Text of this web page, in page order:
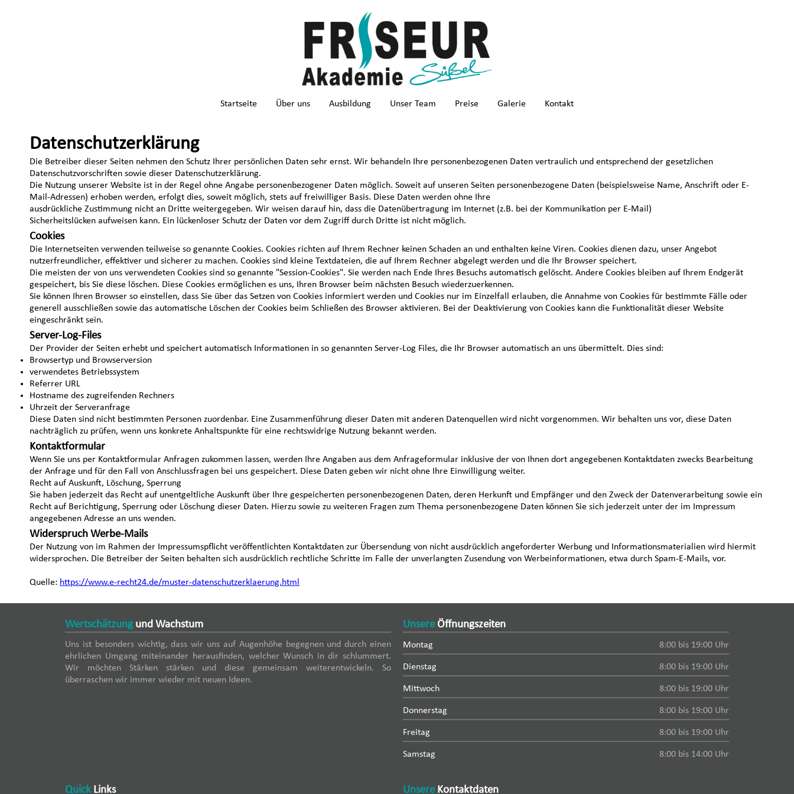
Startseite Über uns Ausbildung Unser Team Preise Galerie Kontakt
Datenschutzerklärung
Die Betreiber dieser Seiten nehmen den Schutz Ihrer persönlichen Daten sehr ernst. Wir behandeln Ihre personenbezogenen Daten vertraulich und entsprechend der gesetzlichen
Datenschutzvorschriften sowie dieser Datenschutzerklärung.
Die Nutzung unserer Website ist in der Regel ohne Angabe personenbezogener Daten möglich. Soweit auf unseren Seiten personenbezogene Daten (beispielsweise Name, Anschrift oder E-
Mail-Adressen) erhoben werden, erfolgt dies, soweit möglich, stets auf freiwilliger Basis. Diese Daten werden ohne Ihre
ausdrückliche Zustimmung nicht an Dritte weitergegeben. Wir weisen darauf hin, dass die Datenübertragung im Internet (z.B. bei der Kommunikation per E-Mail)
Sicherheitslücken aufweisen kann. Ein lückenloser Schutz der Daten vor dem Zugriff durch Dritte ist nicht möglich.
Cookies
Die Internetseiten verwenden teilweise so genannte Cookies. Cookies richten auf Ihrem Rechner keinen Schaden an und enthalten keine Viren. Cookies dienen dazu, unser Angebot
nutzerfreundlicher, effektiver und sicherer zu machen. Cookies sind kleine Textdateien, die auf Ihrem Rechner abgelegt werden und die Ihr Browser speichert.
Die meisten der von uns verwendeten Cookies sind so genannte "Session-Cookies". Sie werden nach Ende Ihres Besuchs automatisch gelöscht. Andere Cookies bleiben auf Ihrem Endgerät
gespeichert, bis Sie diese löschen. Diese Cookies ermöglichen es uns, Ihren Browser beim nächsten Besuch wiederzuerkennen.
Sie können Ihren Browser so einstellen, dass Sie über das Setzen von Cookies informiert werden und Cookies nur im Einzelfall erlauben, die Annahme von Cookies für bestimmte Fälle oder
generell ausschließen sowie das automatische Löschen der Cookies beim Schließen des Browser aktivieren. Bei der Deaktivierung von Cookies kann die Funktionalität dieser Website
eingeschränkt sein.
Server-Log-Files
Der Provider der Seiten erhebt und speichert automatisch Informationen in so genannten Server-Log Files, die Ihr Browser automatisch an uns übermittelt. Dies sind:
Browsertyp und Browserversion
verwendetes Betriebssystem
Referrer URL
Hostname des zugreifenden Rechners
Uhrzeit der Serveranfrage
Diese Daten sind nicht bestimmten Personen zuordenbar. Eine Zusammenführung dieser Daten mit anderen Datenquellen wird nicht vorgenommen. Wir behalten uns vor, diese Daten
nachträglich zu prüfen, wenn uns konkrete Anhaltspunkte für eine rechtswidrige Nutzung bekannt werden.
Kontaktformular
Wenn Sie uns per Kontaktformular Anfragen zukommen lassen, werden Ihre Angaben aus dem Anfrageformular inklusive der von Ihnen dort angegebenen Kontaktdaten zwecks Bearbeitung
der Anfrage und für den Fall von Anschlussfragen bei uns gespeichert. Diese Daten geben wir nicht ohne Ihre Einwilligung weiter.
Recht auf Auskunft, Löschung, Sperrung
Sie haben jederzeit das Recht auf unentgeltliche Auskunft über Ihre gespeicherten personenbezogenen Daten, deren Herkunft und Empfänger und den Zweck der Datenverarbeitung sowie ein
Recht auf Berichtigung, Sperrung oder Löschung dieser Daten. Hierzu sowie zu weiteren Fragen zum Thema personenbezogene Daten können Sie sich jederzeit unter der im Impressum
angegebenen Adresse an uns wenden.
Widerspruch Werbe-Mails
Der Nutzung von im Rahmen der Impressumspflicht veröffentlichten Kontaktdaten zur Übersendung von nicht ausdrücklich angeforderter Werbung und Informationsmaterialien wird hiermit
widersprochen. Die Betreiber der Seiten behalten sich ausdrücklich rechtliche Schritte im Falle der unverlangten Zusendung von Werbeinformationen, etwa durch Spam-E-Mails, vor.
Quelle: https://www.e-recht24.de/muster-datenschutzerklaerung.html
Wertschätzung und Wachstum
Uns ist besonders wichtig, dass wir uns auf Augenhöhe begegnen und durch einen
ehrlichen Umgang miteinander herausfinden, welcher Wunsch in dir schlummert.
Wir möchten Stärken stärken und diese gemeinsam weiterentwickeln. So
überraschen wir immer wieder mit neuen Ideen.
UnsereÖffnungszeiten
Montag 8:00 bis 19:00 Uhr
Dienstag 8:00 bis 19:00 Uhr
Mittwoch 8:00 bis 19:00 Uhr
Donnerstag 8:00 bis 19:00 Uhr
Freitag 8:00 bis 19:00 Uhr
Samstag 8:00 bis 14:00 Uhr
Quick Links UnsereKontaktdaten